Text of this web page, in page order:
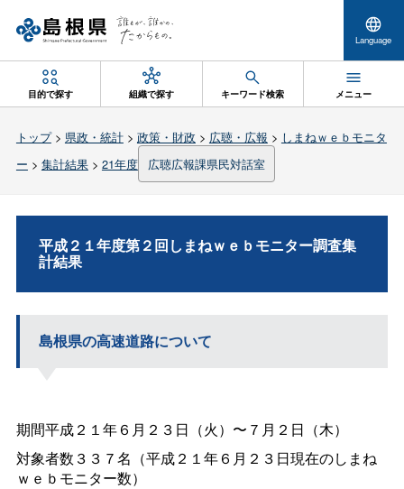
Language
目的で探す 組織で探す キーワード検索 メニュー
トップ> 県政・統計> 政策・財政 > 広聴・広報 > しまねｗｅｂモニタ
ー > 集計結果> 21年度 広聴広報課県民対話室
平成２１年度第２回しまねｗｅｂモニター調査集
計結果
島根県の高速道路について
期間平成２１年６月２３日（火）〜７月２日（木）
対象者数３３７名（平成２１年６月２３日現在のしまね
ｗｅｂモニター数）